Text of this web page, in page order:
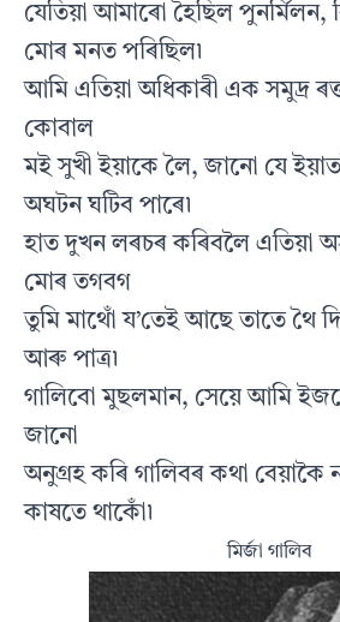
যেতিয়া আমাৰো হৈছিল পুনর্মিলন,
মোৰ মনত পৰিছিল৷
আমি এতিয়া অধিকাৰী এক সমুদ্ৰ
কোবাল
মই সুখী ইয়াকে লৈ, জানো যে
অঘটন ঘটিব পাৰে৷
হাত দুখন লৰচৰ কৰিবলৈ এতিয়া
মোৰ তগবগ
তুমি মাথোঁ য’তেই আছে তাতে থৈ
আৰু পাত্ৰ৷
গালিবো মুছলমান, সেয়ে আমি
জানো
অনুগ্ৰহ কৰি গালিবৰ কথা বেয়াকৈ
কাষতে থাকোঁ৷
মিৰ্জা গালিব